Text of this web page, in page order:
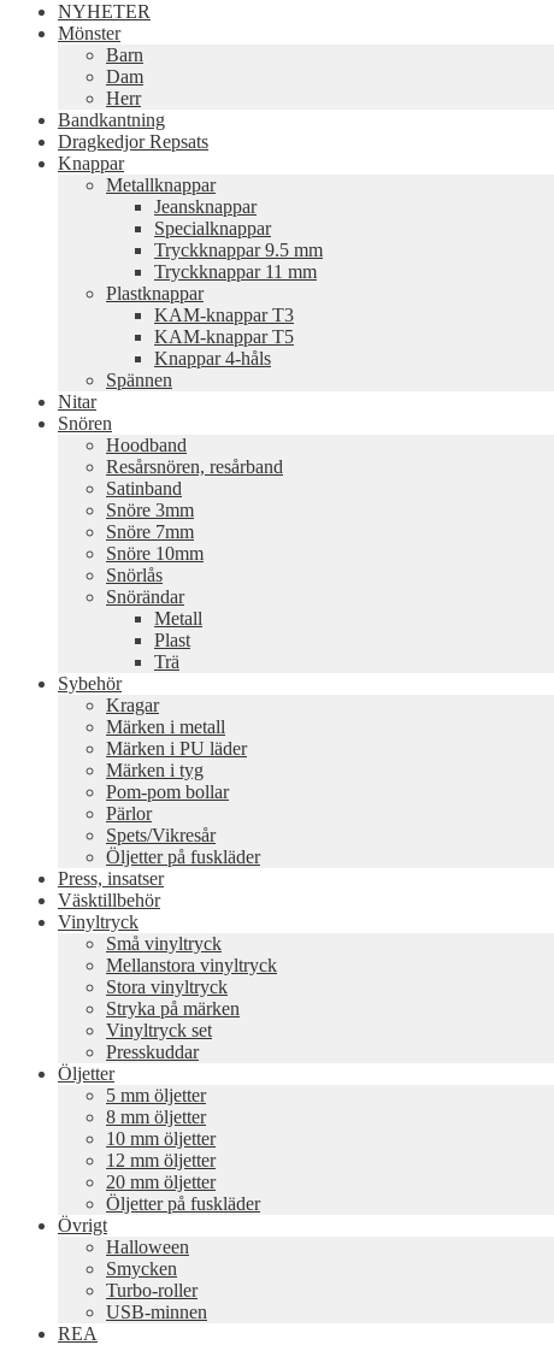
NYHETER
Mönster
Barn
Dam
Herr
Bandkantning
Dragkedjor Repsats
Knappar
Metallknappar
Jeansknappar
Specialknappar
Tryckknappar 9.5 mm
Tryckknappar 11 mm
Plastknappar
KAM-knappar T3
KAM-knappar T5
Knappar 4-håls
Spännen
Nitar
Snören
Hoodband
Resårsnören, resårband
Satinband
Snöre 3mm
Snöre 7mm
Snöre 10mm
Snörlås
Snörändar
Metall
Plast
Trä
Sybehör
Kragar
Märken i metall
Märken i PU läder
Märken i tyg
Pom-pom bollar
Pärlor
Spets/Vikresår
Öljetter på fuskläder
Press, insatser
Väsktillbehör
Vinyltryck
Små vinyltryck
Mellanstora vinyltryck
Stora vinyltryck
Stryka på märken
Vinyltryck set
Presskuddar
Öljetter
5 mm öljetter
8 mm öljetter
10 mm öljetter
12 mm öljetter
20 mm öljetter
Öljetter på fuskläder
Övrigt
Halloween
Smycken
Turbo-roller
USB-minnen
REA